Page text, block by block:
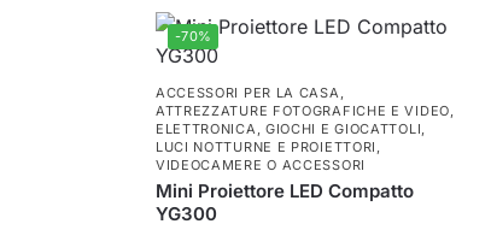
-70%
ACCESSORI PER LA CASA,
ATTREZZATURE FOTOGRAFICHE E VIDEO,
ELETTRONICA, GIOCHI E GIOCATTOLI,
LUCI NOTTURNE E PROIETTORI ,
VIDEOCAMERE O ACCESSORI
Mini Proiettore LED Compatto
YG300